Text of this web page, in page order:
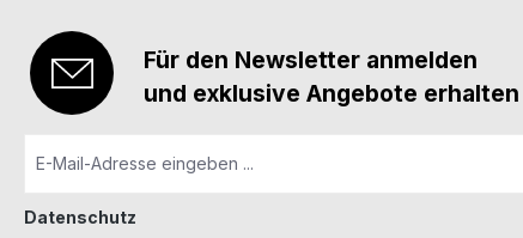
Für den Newsletter anmelden
und exklusive Angebote erhalten
Datenschutz